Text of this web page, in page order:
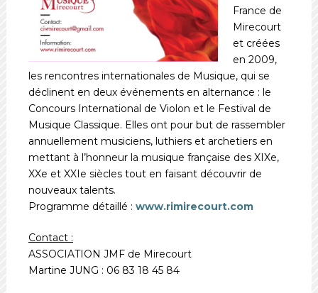
France de
Mirecourt
et créées
en 2009,
les rencontres internationales de Musique, qui se
déclinent en deux événements en alternance : le
Concours International de Violon et le Festival de
Musique Classique. Elles ont pour but de rassembler
annuellement musiciens, luthiers et archetiers en
mettant à l’honneur la musique française des XIXe,
XXe et XXIe siècles tout en faisant découvrir de
nouveaux talents.
Programme détaillé : www.rimirecourt.com
Contact :
ASSOCIATION JMF de Mirecourt
Martine JUNG : 06 83 18 45 84